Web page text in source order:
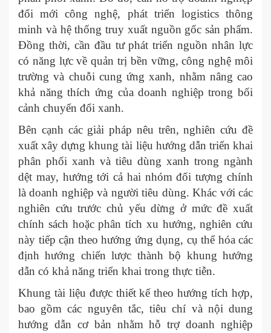
đổi mới công nghệ, phát triển logistics thông
minh và hệ thống truy xuất nguồn gốc sản phẩm.
Đồng thời, cần đầu tư phát triển nguồn nhân lực
có năng lực về quản trị bền vững, công nghệ môi
trường và chuỗi cung ứng xanh, nhằm nâng cao
khả năng thích ứng của doanh nghiệp trong bối
cảnh chuyển đổi xanh.
Bên cạnh các giải pháp nêu trên, nghiên cứu đề
xuất xây dựng khung tài liệu hướng dẫn triển khai
phân phối xanh và tiêu dùng xanh trong ngành
dệt may, hướng tới cả hai nhóm đối tượng chính
là doanh nghiệp và người tiêu dùng. Khác với các
nghiên cứu trước chủ yếu dừng ở mức đề xuất
chính sách hoặc phân tích xu hướng, nghiên cứu
này tiếp cận theo hướng ứng dụng, cụ thể hóa các
định hướng chiến lược thành bộ khung hướng
dẫn có khả năng triển khai trong thực tiễn.
Khung tài liệu được thiết kế theo hướng tích hợp,
bao gồm các nguyên tắc, tiêu chí và nội dung
hướng dẫn cơ bản nhằm hỗ trợ doanh nghiệp